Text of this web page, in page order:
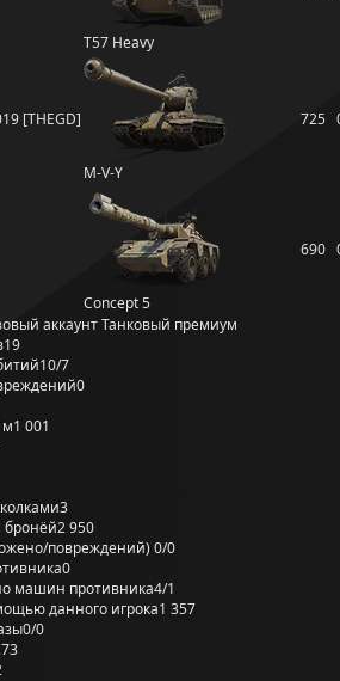
T57 Heavy
[THEGD]
M-V-Y
725
Concept 5
690
аккаунтТанковый премиум
19
10/7
0
м1 001
3
бронёй2 950
повреждений) 0/0
0
машин противника4/1
данного игрока1 357
0/0